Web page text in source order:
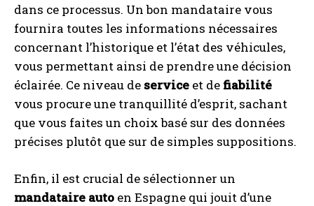
dans ce processus. Un bon mandataire vous
fournira toutes les informations nécessaires
concernant l’historique et l’état des véhicules,
vous permettant ainsi de prendre une décision
éclairée. Ce niveau de service et de fiabilité
vous procure une tranquillité d’esprit, sachant
que vous faites un choix basé sur des données
précises plutôt que sur de simples suppositions.
Enfin, il est crucial de sélectionner un
mandataire auto en Espagne qui jouit d’une